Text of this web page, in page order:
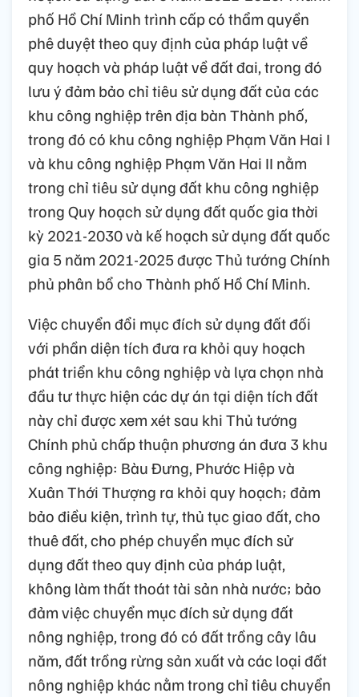
phố Hồ Chí Minh trình cấp có thẩm quyền
phê duyệt theo quy định của pháp luật về
quy hoạch và pháp luật về đất đai, trong đó
lưu ý đảm bảo chỉ tiêu sử dụng đất của các
khu công nghiệp trên địa bàn Thành phố,
trong đó có khu công nghiệp Phạm Văn Hai I
và khu công nghiệp Phạm Văn Hai II nằm
trong chỉ tiêu sử dụng đất khu công nghiệp
trong Quy hoạch sử dụng đất quốc gia thời
kỳ 2021-2030 và kế hoạch sử dụng đất quốc
gia 5 năm 2021-2025 được Thủ tướng Chính
phủ phân bổ cho Thành phố Hồ Chí Minh.
Việc chuyển đổi mục đích sử dụng đất đối
với phần diện tích đưa ra khỏi quy hoạch
phát triển khu công nghiệp và lựa chọn nhà
đầu tư thực hiện các dự án tại diện tích đất
này chỉ được xem xét sau khi Thủ tướng
Chính phủ chấp thuận phương án đưa 3 khu
công nghiệp: Bàu Đưng, Phước Hiệp và
Xuân Thới Thượng ra khỏi quy hoạch; đảm
bảo điều kiện, trình tự, thủ tục giao đất, cho
thuê đất, cho phép chuyển mục đích sử
dụng đất theo quy định của pháp luật,
không làm thất thoát tài sản nhà nước; bảo
đảm việc chuyển mục đích sử dụng đất
nông nghiệp, trong đó có đất trồng cây lâu
năm, đất trồng rừng sản xuất và các loại đất
nông nghiệp khác nằm trong chỉ tiêu chuyển